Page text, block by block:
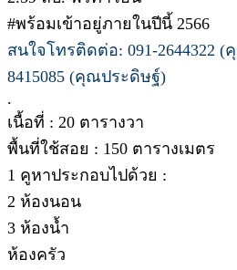
#พร้อมเข้าอยู่ภายในปีนี้ 2566
สนใจโทรติดต่อ: 091-2644322
8415085 (คุณประดิษฐ์)
.
เนื้อที่ : 20 ตารางวา
พื้นที่ใช้สอย : 150 ตารางเมตร
1 คูหาประกอบไปด้วย :
2 ห้องนอน
3 ห้องน้ำ
ห้องครัว